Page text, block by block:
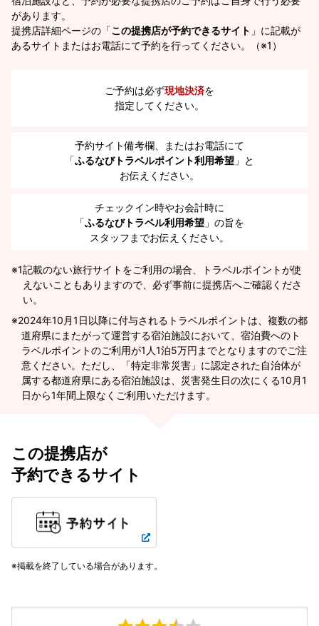
があります。
提携店詳細ページの「この提携店が予約できるサイト 」に記載が
あるサイトまたはお電話にて予約を行ってください。（※1）
ご予約は必ず現地決済を
指定してください。
予約サイト備考欄、またはお電話にて
「ふるなびトラベルポイント利用希望 」と
お伝えください。
チェックイン時やお会計時に
「ふるなびトラベル利用希望 」の旨を
スタッフまでお伝えください。
※1記載のない旅行サイトをご利用の場合、トラベルポイントが使
えないこともありますので、必ず事前に提携店へご確認くださ
い。
2024年10月1日以降に付与されるトラベルポイントは、複数の都
道府県にまたがって運営する宿泊施設において、宿泊費へのト
ラベルポイントのご利用が1人1泊5万円までとなりますのでご注
意ください。ただし、「特定非常災害」に認定された自治体が
属する都道府県にある宿泊施設は、災害発生日の次にくる10月1
日から1年間上限なくご利用いただけます。
この提携店が
予約できるサイト
掲載を終了している場合があります。